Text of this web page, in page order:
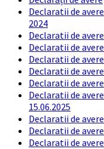
Declaratii de
2024
Declaratii de
Declaratii de
Declaratii de
Declaratii de
Declaratii de
Declaratii de
15.06.2025
Declaratii de
Declaratii de
Declaratii de